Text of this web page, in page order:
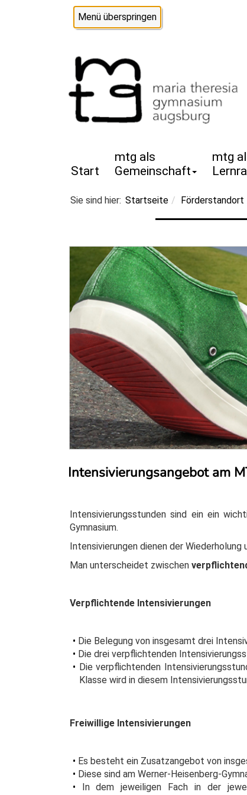
Menü überspringen
Start Gemeinschaft
Sie sind hier: Startseite Förderstandort
Intensivierungsangebot am
Intensivierungsstunden sind ein ein
Gymnasium.
Intensivierungen dienen der
Man unterscheidet zwischen
Verpflichtende Intensivierungen
Die Belegung von insgesamt drei
Die drei verpflichtenden
Die verpflichtenden
Klasse wird in diesem
Freiwillige Intensivierungen
Es besteht ein Zusatzangebot von
Diese sind am Werner-Heisenberg-
In dem jeweiligen Fach in der